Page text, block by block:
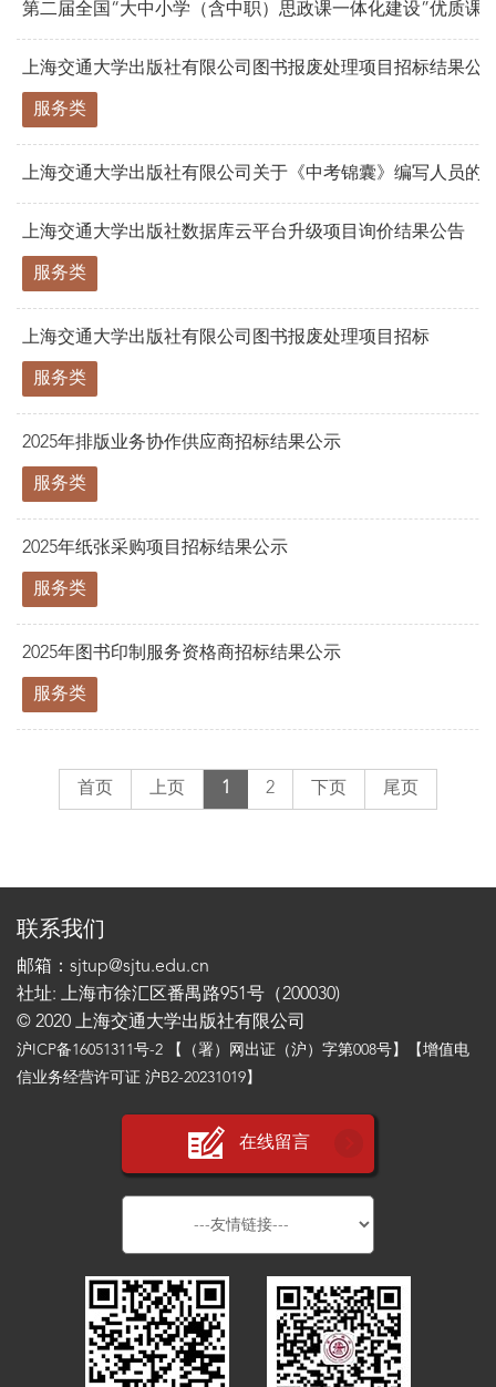
第二届全国“大中小学（含中职）思政课一体化建设”优质课
上海交通大学出版社有限公司图书报废处理项目招标结果公
服务类
上海交通大学出版社有限公司关于《中考锦囊》编写人员的
上海交通大学出版社数据库云平台升级项目询价结果公告
服务类
上海交通大学出版社有限公司图书报废处理项目招标
服务类
2025年排版业务协作供应商招标结果公示
服务类
2025年纸张采购项目招标结果公示
服务类
2025年图书印制服务资格商招标结果公示
服务类
首页 上页 1 2 下页 尾页
联系我们
邮箱：sjtup@sjtu.edu.cn
社址: 上海市徐汇区番禺路951号（200030)
© 2020 上海交通大学出版社有限公司
沪ICP备16051311号-2 【（署）网出证（沪）字第008号】【增值电
信业务经营许可证 沪B2-20231019】
在线留言